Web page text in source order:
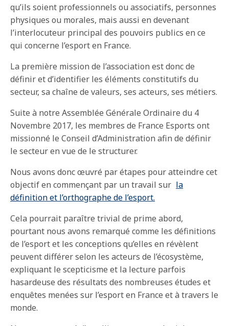
qu’ils soient professionnels ou associatifs, personnes
physiques ou morales, mais aussi en devenant
l’interlocuteur principal des pouvoirs publics en ce
qui concerne l’esport en France.
La première mission de l’association est donc de
définir et d’identifier les éléments constitutifs du
secteur, sa chaîne de valeurs, ses acteurs, ses métiers.
Suite à notre Assemblée Générale Ordinaire du 4
Novembre 2017, les membres de France Esports ont
missionné le Conseil d’Administration afin de définir
le secteur en vue de le structurer.
Nous avons donc œuvré par étapes pour atteindre cet
objectif en commençant par un travail sur la
définition et l’orthographe de l’esport.
Cela pourrait paraître trivial de prime abord,
pourtant nous avons remarqué comme les définitions
de l’esport et les conceptions qu’elles en révèlent
peuvent différer selon les acteurs de l’écosystème,
expliquant le scepticisme et la lecture parfois
hasardeuse des résultats des nombreuses études et
enquêtes menées sur l’esport en France et à travers le
monde.